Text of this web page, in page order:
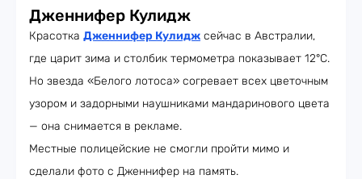
Дженнифер Кулидж
Красотка Дженнифер Кулидж сейчас в Австралии,
где царит зима и столбик термометра показывает 12°C.
Но звезда «Белого лотоса» согревает всех цветочным
узором и задорными наушниками мандаринового цвета
— она снимается в рекламе.
Местные полицейские не смогли пройти мимо и
сделали фото с Дженнифер на память.